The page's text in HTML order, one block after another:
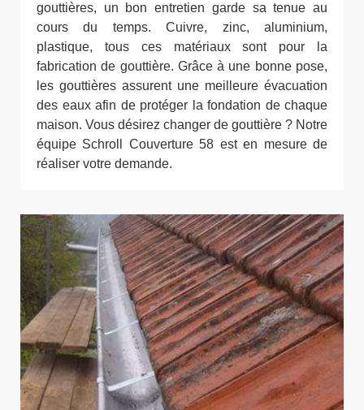
gouttières, un bon entretien garde sa tenue au
cours du temps. Cuivre, zinc, aluminium,
plastique, tous ces matériaux sont pour la
fabrication de gouttière. Grâce à une bonne pose,
les gouttières assurent une meilleure évacuation
des eaux afin de protéger la fondation de chaque
maison. Vous désirez changer de gouttière ? Notre
équipe Schroll Couverture 58 est en mesure de
réaliser votre demande.